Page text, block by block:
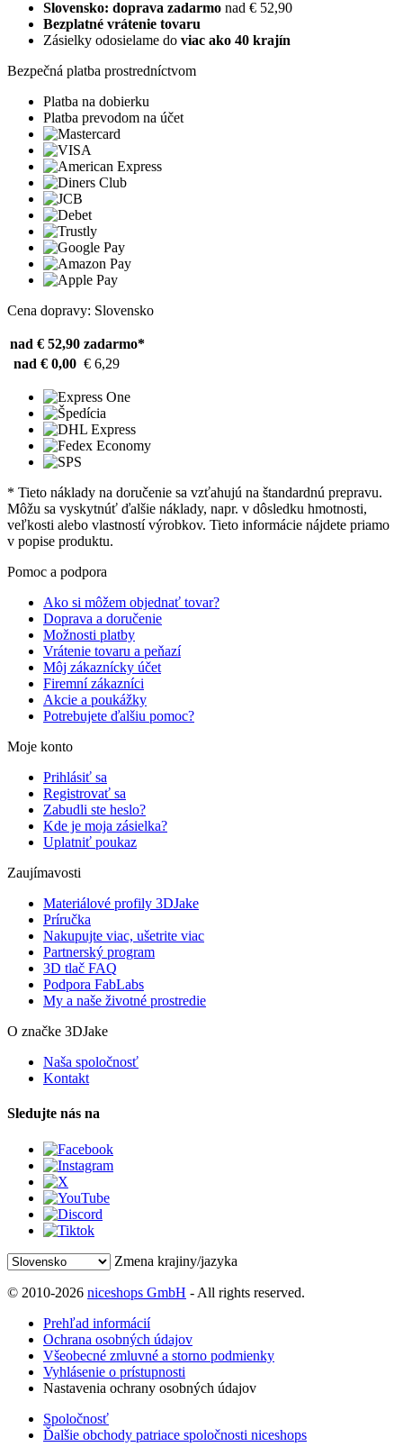
Slovensko: doprava zadarmo nad € 52,90
Bezplatné vrátenie tovaru
Zásielky odosielame do viac ako 40 krajín
Bezpečná platba prostredníctvom
Platba na dobierku
Platba prevodom na účet
Cena dopravy: Slovensko
nad € 52,90 zadarmo*
nad € 0,00 € 6,29
* Tieto náklady na doručenie sa vzťahujú na štandardnú prepravu.
Môžu sa vyskytnúť ďalšie náklady, napr. v dôsledku hmotnosti,
veľkosti alebo vlastností výrobkov. Tieto informácie nájdete priamo
v popise produktu.
Pomoc a podpora
Ako si môžem objednať tovar?
Doprava a doručenie
Možnosti platby
Vrátenie tovaru a peňazí
Môj zákaznícky účet
Firemní zákazníci
Akcie a poukážky
Potrebujete ďalšiu pomoc?
Moje konto
Prihlásiť sa
Registrovať sa
Zabudli ste heslo?
Kde je moja zásielka?
Uplatniť poukaz
Zaujímavosti
Materiálové profily 3DJake
Príručka
Nakupujte viac, ušetrite viac
Partnerský program
3D tlač FAQ
Podpora FabLabs
My a naše životné prostredie
O značke 3DJake
Naša spoločnosť
Kontakt
Sledujte nás na
Zmena krajiny/jazyka
© 2010-2026 niceshops GmbH - All rights reserved.
Prehľad informácií
Ochrana osobných údajov
Všeobecné zmluvné a storno podmienky
Vyhlásenie o prístupnosti
Nastavenia ochrany osobných údajov
Spoločnosť
Ďalšie obchody patriace spoločnosti niceshops